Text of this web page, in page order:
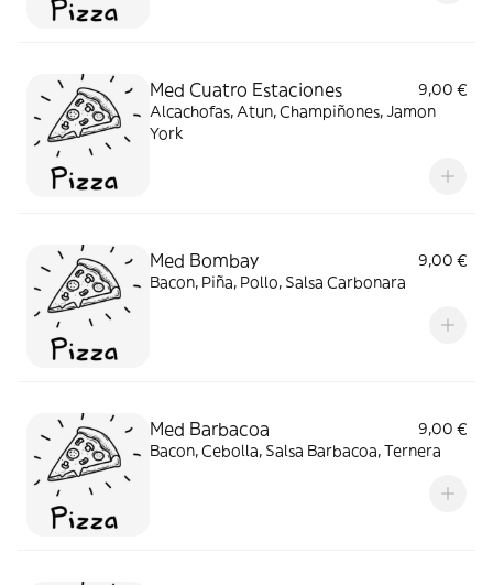
Med Cuatro Estaciones
9,00 €
Alcachofas, Atun, Champiñones, Jamon
York
Med Bombay
9,00 €
Bacon, Piña, Pollo, Salsa Carbonara
Med Barbacoa
9,00 €
Bacon, Cebolla, Salsa Barbacoa, Ternera